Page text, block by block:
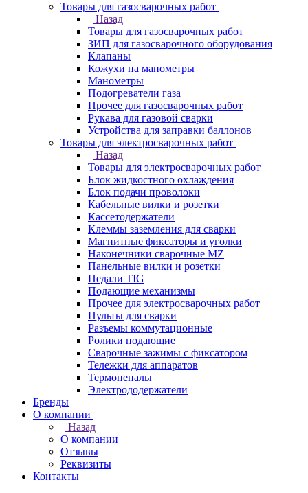
Товары для газосварочных работ
Назад
Товары для газосварочных работ
ЗИП для газосварочного оборудования
Клапаны
Кожухи на манометры
Манометры
Подогреватели газа
Прочее для газосварочных работ
Рукава для газовой сварки
Устройства для заправки баллонов
Товары для электросварочных работ
Назад
Товары для электросварочных работ
Блок жидкостного охлаждения
Блок подачи проволоки
Кабельные вилки и розетки
Кассетодержатели
Клеммы заземления для сварки
Магнитные фиксаторы и уголки
Наконечники сварочные MZ
Панельные вилки и розетки
Педали TIG
Подающие механизмы
Прочее для электросварочных работ
Пульты для сварки
Разъемы коммутационные
Ролики подающие
Сварочные зажимы с фиксатором
Тележки для аппаратов
Термопеналы
Электрододержатели
Бренды
О компании
Назад
О компании
Отзывы
Реквизиты
Контакты